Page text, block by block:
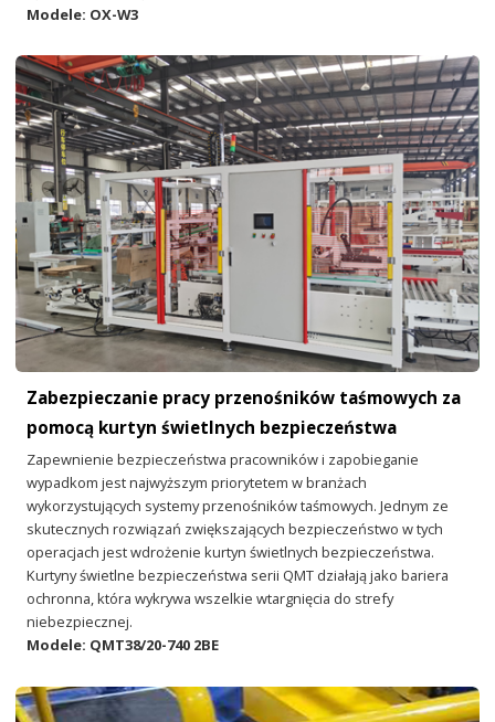
Modele: OX-W3
Zabezpieczanie pracy przenośników taśmowych za
pomocą kurtyn świetlnych bezpieczeństwa
Zapewnienie bezpieczeństwa pracowników i zapobieganie
wypadkom jest najwyższym priorytetem w branżach
wykorzystujących systemy przenośników taśmowych. Jednym ze
skutecznych rozwiązań zwiększających bezpieczeństwo w tych
operacjach jest wdrożenie kurtyn świetlnych bezpieczeństwa.
Kurtyny świetlne bezpieczeństwa serii QMT działają jako bariera
ochronna, która wykrywa wszelkie wtargnięcia do strefy
niebezpiecznej.
Modele: QMT38/20-740 2BE